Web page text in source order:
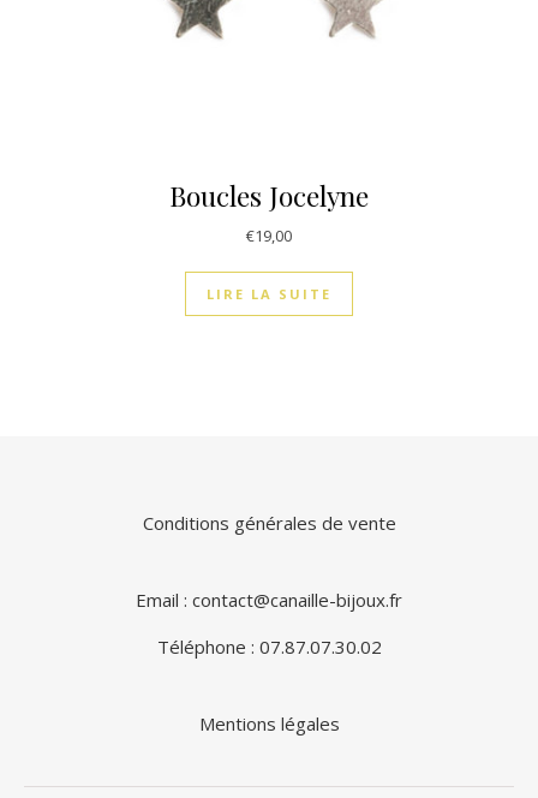
Boucles Jocelyne
€19,00
LIRE LA SUITE
Conditions générales de vente
Email : contact@canaille-bijoux.fr
Téléphone : 07.87.07.30.02
Mentions légales